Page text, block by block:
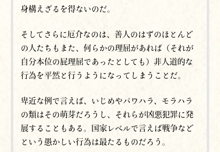
身構えざるを得ないのだ。
そしてさらに厄介なのは、善人のはずのほとんど
の人たちもまた、何らかの理屈があれば（それが
自分本位の屁理屈であったとしても）非人道的な
行為を平然と行うようになってしまうことだ。
卑近な例で言えば、いじめやパワハラ、モラハラ
の類はその萌芽だろうし、それらが凶悪犯罪に発
展することもある。国家レベルで言えば戦争など
という愚かしい行為は最たるものだろう。